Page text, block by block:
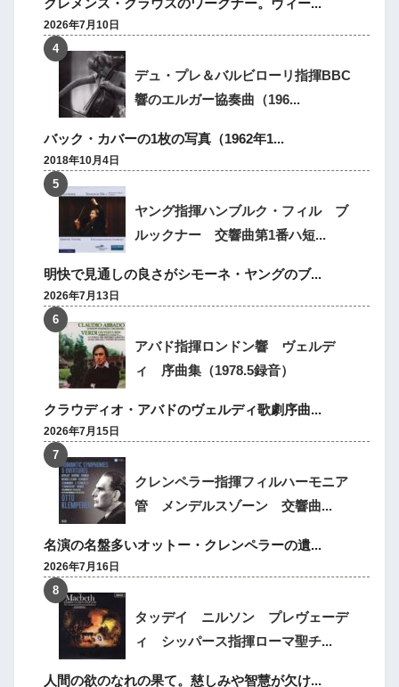
クレメンス・クラウスのワーグナー。ヴィー...
2026年7月10日
デュ・プレ＆バルビローリ指揮BBC
響のエルガー協奏曲（196...
バック・カバーの1枚の写真（1962年1...
2018年10月4日
ヤング指揮ハンブルク・フィル ブ
ルックナー 交響曲第1番ハ短...
明快で見通しの良さがシモーネ・ヤングのブ...
2026年7月13日
アバド指揮ロンドン響 ヴェルデ
ィ 序曲集（1978.5録音）
クラウディオ・アバドのヴェルディ歌劇序曲...
2026年7月15日
クレンペラー指揮フィルハーモニア
管 メンデルスゾーン 交響曲...
名演の名盤多いオットー・クレンペラーの遺...
2026年7月16日
タッデイ ニルソン プレヴェーデ
ィ シッパース指揮ローマ聖チ...
人間の欲のなれの果て。慈しみや智慧が欠け...